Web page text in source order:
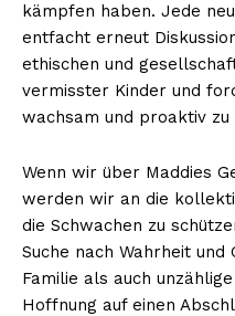
kämpfen haben. Jede
entfacht erneut
ethischen und
vermisster Kinder und
wachsam und proaktiv zu
Wenn wir über Maddies
werden wir an die
die Schwachen zu
Suche nach Wahrheit
Familie als auch
Hoffnung auf einen